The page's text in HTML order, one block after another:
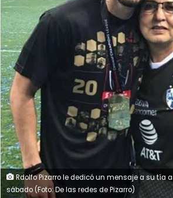
Rdolfo Pizarro le dedicó un mensaje a su tía
sábado (Foto: De las redes de Pizarro)